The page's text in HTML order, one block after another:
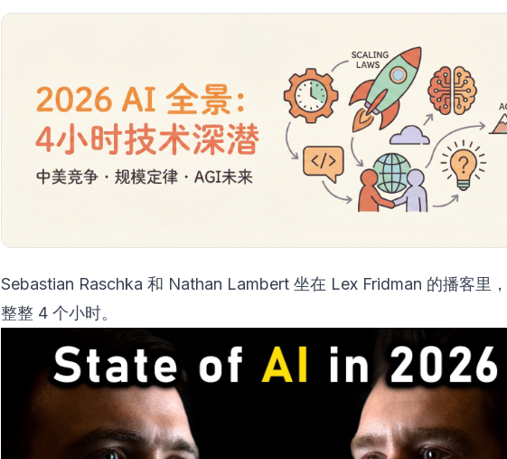
Sebastian Raschka 和 Nathan Lambert 坐在 Lex Fridman 的播客里
整整 4 个小时。